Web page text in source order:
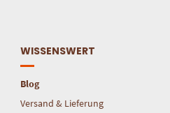
WISSENSWERT
Blog
Versand & Lieferung